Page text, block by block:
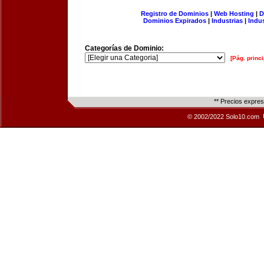
Registro de Dominios| Web Hosting |
Dominios Expirados | Industrias |
Categorías de Dominio:
[Pág.
** Precios
© 2002/2022 Solo10.com